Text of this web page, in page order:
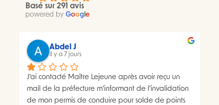
Basé sur 291 avis
powered by Goog e
Abdel J
il y a 7 jours
J’ai contacté Maître Lejeune après avoir reçu un
mail de la préfecture m’informant de l’invalidation
de mon permis de conduire pour solde de points